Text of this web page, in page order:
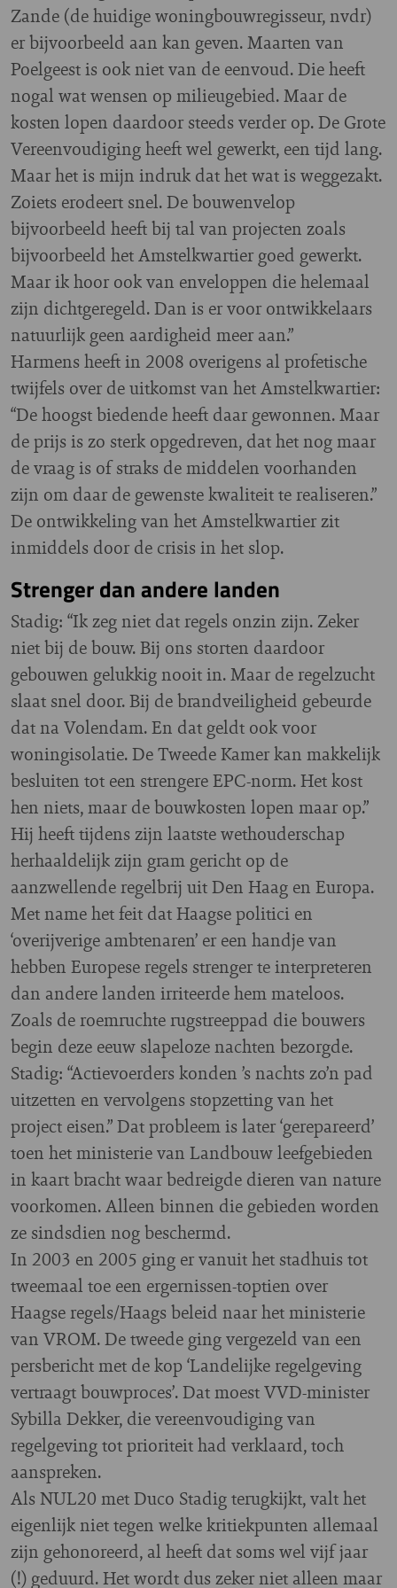
Zande (de huidige woningbouwregisseur, nvdr)
er bijvoorbeeld aan kan geven. Maarten van
Poelgeest is ook niet van de eenvoud. Die heeft
nogal wat wensen op milieugebied. Maar de
kosten lopen daardoor steeds verder op. De Grote
Vereenvoudiging heeft wel gewerkt, een tijd lang.
Maar het is mijn indruk dat het wat is weggezakt.
Zoiets erodeert snel. De bouwenvelop
bijvoorbeeld heeft bij tal van projecten zoals
bijvoorbeeld het Amstelkwartier goed gewerkt.
Maar ik hoor ook van enveloppen die helemaal
zijn dichtgeregeld. Dan is er voor ontwikkelaars
natuurlijk geen aardigheid meer aan.”
Harmens heeft in 2008 overigens al profetische
twijfels over de uitkomst van het Amstelkwartier:
“De hoogst biedende heeft daar gewonnen. Maar
de prijs is zo sterk opgedreven, dat het nog maar
de vraag is of straks de middelen voorhanden
zijn om daar de gewenste kwaliteit te realiseren.”
De ontwikkeling van het Amstelkwartier zit
inmiddels door de crisis in het slop.
Strenger dan andere landen
Stadig: “Ik zeg niet dat regels onzin zijn. Zeker
niet bij de bouw. Bij ons storten daardoor
gebouwen gelukkig nooit in. Maar de regelzucht
slaat snel door. Bij de brandveiligheid gebeurde
dat na Volendam. En dat geldt ook voor
woningisolatie. De Tweede Kamer kan makkelijk
besluiten tot een strengere EPC-norm. Het kost
hen niets, maar de bouwkosten lopen maar op.”
Hij heeft tijdens zijn laatste wethouderschap
herhaaldelijk zijn gram gericht op de
aanzwellende regelbrij uit Den Haag en Europa.
Met name het feit dat Haagse politici en
‘overijverige ambtenaren’ er een handje van
hebben Europese regels strenger te interpreteren
dan andere landen irriteerde hem mateloos.
Zoals de roemruchte rugstreeppad die bouwers
begin deze eeuw slapeloze nachten bezorgde.
Stadig: “Actievoerders konden ’s nachts zo’n pad
uitzetten en vervolgens stopzetting van het
project eisen.” Dat probleem is later ‘gerepareerd’
toen het ministerie van Landbouw leefgebieden
in kaart bracht waar bedreigde dieren van nature
voorkomen. Alleen binnen die gebieden worden
ze sindsdien nog beschermd.
In 2003 en 2005 ging er vanuit het stadhuis tot
tweemaal toe een ergernissen-toptien over
Haagse regels/Haags beleid naar het ministerie
van VROM. De tweede ging vergezeld van een
persbericht met de kop ‘Landelijke regelgeving
vertraagt bouwproces’. Dat moest VVD-minister
Sybilla Dekker, die vereenvoudiging van
regelgeving tot prioriteit had verklaard, toch
aanspreken.
Als NUL20 met Duco Stadig terugkijkt, valt het
eigenlijk niet tegen welke kritiekpunten allemaal
zijn gehonoreerd, al heeft dat soms wel vijf jaar
(!) geduurd. Het wordt dus zeker niet alleen maar